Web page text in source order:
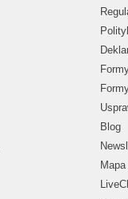
Blog